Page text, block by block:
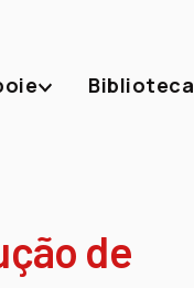
Biblioteca
de